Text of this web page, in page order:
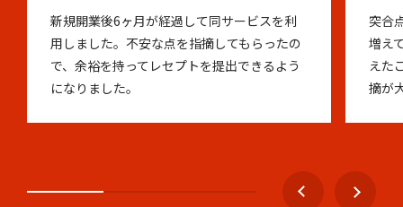
新規開業後6ヶ月が経過して同サービスを利
用しました。不安な点を指摘してもらったの
で、余裕を持ってレセプトを提出できるよう
になりました。
突合
増え
えた
摘が